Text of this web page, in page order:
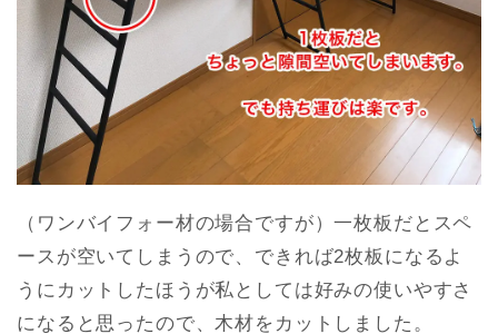
（ワンバイフォー材の場合ですが）一枚板だとスペ
ースが空いてしまうので、できれば2枚板になるよ
うにカットしたほうが私としては好みの使いやすさ
になると思ったので、木材をカットしました。